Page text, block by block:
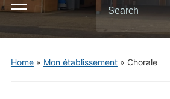
Toggle
menu
for:
Home» Mon établissement» Chorale